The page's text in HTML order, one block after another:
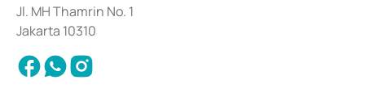
Jl. MH Thamrin No. 1
Jakarta 10310